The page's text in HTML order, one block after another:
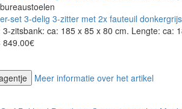
set 3-delig 3-zitter met 2x fauteuil
3-zitsbank: ca: 185 x 85 x 80 cm. Lengte: ca:
849.00€
Meer informatie over het artikel